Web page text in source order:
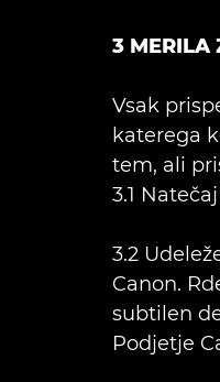
3 MERILA
Vsak
katerega
tem, ali
3.1
3.2
Canon.
subtilen
Podjetje